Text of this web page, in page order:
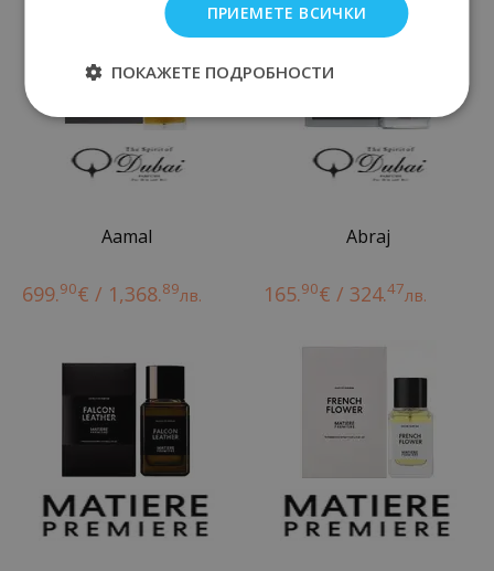
Aamal
699.90€ / 1,368.89лв.
Abraj
165.90€ / 324.47лв.
ПРИЕМЕТЕ ВСИЧКИ
ПОКАЖЕТЕ ПОДРОБНОСТИ